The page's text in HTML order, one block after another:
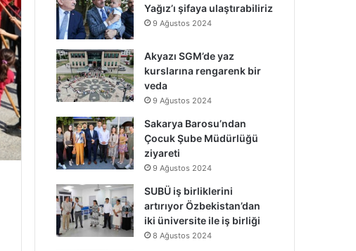
Yağız’ı şifaya ulaştırabiliriz
9 Ağustos 2024
Akyazı SGM’de yaz
kurslarına rengarenk bir
veda
9 Ağustos 2024
Sakarya Barosu’ndan
Çocuk Şube Müdürlüğü
ziyareti
9 Ağustos 2024
SUBÜ iş birliklerini
artırıyor Özbekistan’dan
iki üniversite ile iş birliği
8 Ağustos 2024